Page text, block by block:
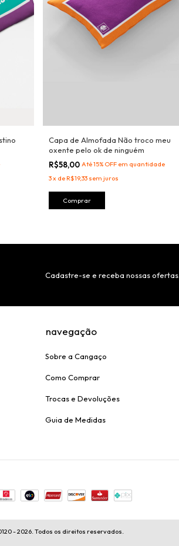
Capa de Almofada Não troco meu
oxente pelo ok de ninguém
R$58,00Até 15% OFF em quantidade
3x deR$19,33 sem juros
Cadastre-se e receba nossas ofertas.
navegação
Sobre a Cangaço
Como Comprar
Trocas e Devoluções
Guia de Medidas
- 2026. Todos os direitos reservados.